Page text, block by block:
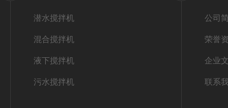
潜水搅拌机
混合搅拌机
液下搅拌机
污水搅拌机
公司
荣誉
企业
联系